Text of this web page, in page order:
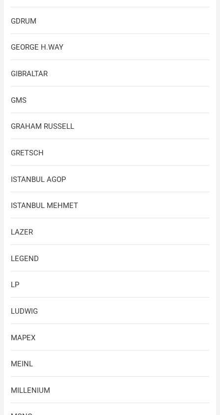
GDRUM
GEORGE H.WAY
GIBRALTAR
GMS
GRAHAM RUSSELL
GRETSCH
ISTANBUL AGOP
ISTANBUL MEHMET
LAZER
LEGEND
LP
LUDWIG
MAPEX
MEINL
MILLENIUM